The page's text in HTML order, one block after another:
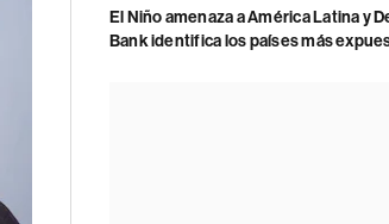
El Niño amenaza a América Latina y
Bank identifica los países más